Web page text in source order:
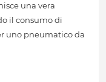
una vera
il consumo di
uno pneumatico da